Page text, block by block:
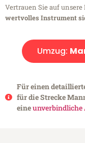
Vertrauen Sie auf
wertvolles Instrument
Umzug:
Für einen
für die Strecke
eineunverbindliche